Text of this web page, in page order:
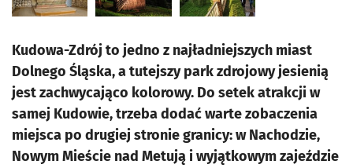
Kudowa-Zdrój to jedno z najładniejszych miast
Dolnego Śląska, a tutejszy park zdrojowy jesienią
jest zachwycająco kolorowy. Do setek atrakcji w
samej Kudowie, trzeba dodać warte zobaczenia
miejsca po drugiej stronie granicy: w Nachodzie,
Nowym Mieście nad Metują i wyjątkowym zajeździe